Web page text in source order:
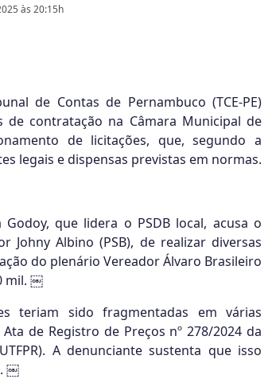
às 20:15h
de Contas de Pernambuco (TCE-PE)
de contratação na Câmara Municipal de
de licitações, que, segundo a
legais e dispensas previstas em normas.
que lidera o PSDB local, acusa o
Johny Albino (PSB), de realizar diversas
do plenário Vereador Álvaro Brasileiro
mil. ￼
teriam sido fragmentadas em várias
de Registro de Preços nº 278/2024 da
A denunciante sustenta que isso
￼